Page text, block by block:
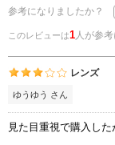
参考になりましたか？
このレビューは1 人が参
レンズ
ゆうゆう さん
見た目重視で購入し